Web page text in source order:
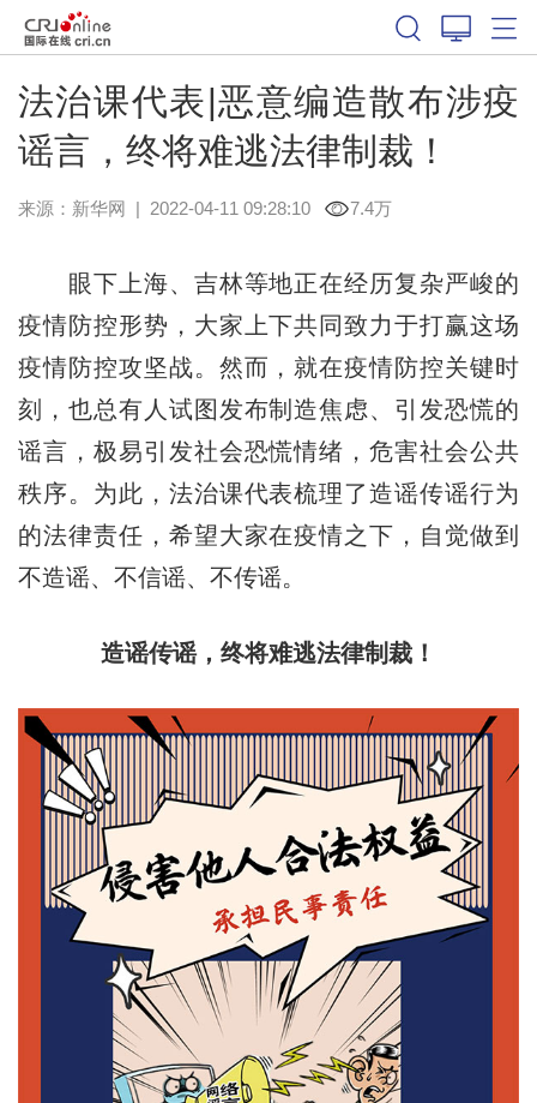
法治课代表|恶意编造散布涉疫
谣言，终将难逃法律制裁！
来源： 新华网 | 2022-04-11 09:28:10 7.4万
眼下上海、吉林等地正在经历复杂严峻的
疫情防控形势，大家上下共同致力于打赢这场
疫情防控攻坚战。然而，就在疫情防控关键时
刻，也总有人试图发布制造焦虑、引发恐慌的
谣言，极易引发社会恐慌情绪，危害社会公共
秩序。为此，法治课代表梳理了造谣传谣行为
的法律责任，希望大家在疫情之下，自觉做到
不造谣、不信谣、不传谣。
造谣传谣，终将难逃法律制裁！